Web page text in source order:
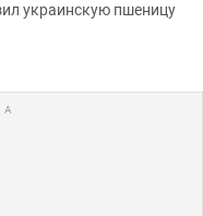
украинскую пшеницу